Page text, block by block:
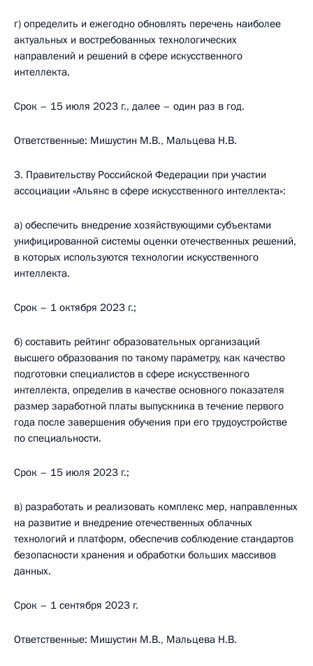
г) определить и ежегодно обновлять перечень наиболее
актуальных и востребованных технологических
направлений и решений в сфере искусственного
интеллекта.
Срок – 15 июля 2023 г., далее – один раз в год.
Ответственные: Мишустин М.В., Мальцева Н.В.
3. Правительству Российской Федерации при участии
ассоциации «Альянс в сфере искусственного интеллекта»:
а) обеспечить внедрение хозяйствующими субъектами
унифицированной системы оценки отечественных решений,
в которых используются технологии искусственного
интеллекта.
Срок – 1 октября 2023 г.;
б) составить рейтинг образовательных организаций
высшего образования по такому параметру, как качество
подготовки специалистов в сфере искусственного
интеллекта, определив в качестве основного показателя
размер заработной платы выпускника в течение первого
года после завершения обучения при его трудоустройстве
по специальности.
Срок – 15 июля 2023 г.;
в) разработать и реализовать комплекс мер, направленных
на развитие и внедрение отечественных облачных
технологий и платформ, обеспечив соблюдение стандартов
безопасности хранения и обработки больших массивов
данных.
Срок – 1 сентября 2023 г.
Ответственные: Мишустин М.В., Мальцева Н.В.